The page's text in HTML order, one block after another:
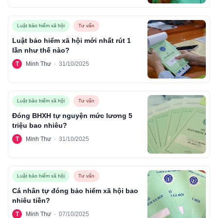
Luật bảo hiểm xã hội Tư vấn
Luật bảo hiểm xã hội mới nhất rút 1
lần như thế nào?
T Minh Thư · 31/10/2025
Luật bảo hiểm xã hội Tư vấn
Đóng BHXH tự nguyện mức lương 5
triệu bao nhiêu?
T Minh Thư · 31/10/2025
Luật bảo hiểm xã hội Tư vấn
Cá nhân tự đóng bảo hiểm xã hội bao
nhiêu tiền?
T Minh Thư · 07/10/2025